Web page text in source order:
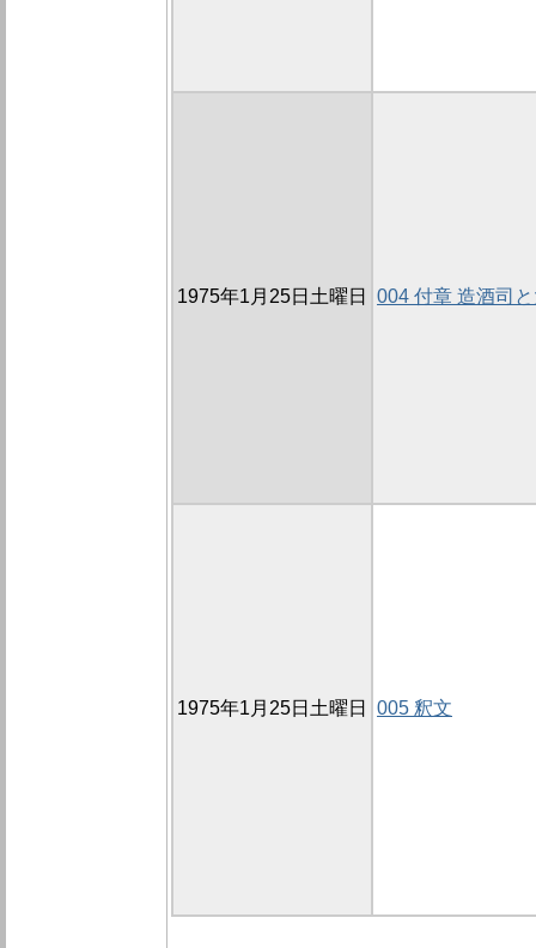
1975年1月25日土曜日 004 付章 造酒司
1975年1月25日土曜日 005 釈文